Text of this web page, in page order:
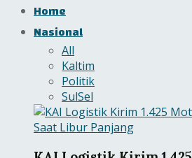
Home
Nasional
All
Kaltim
Politik
SulSel